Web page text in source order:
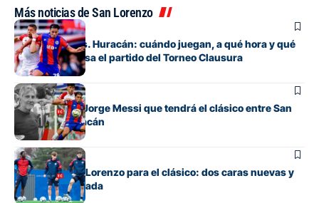
Más noticias de San Lorenzo
Fútbol
San Lorenzo vs. Huracán: cuándo juegan, a qué hora y qué
canal de TV pasa el partido del Torneo Clausura
Fútbol
El homenaje a Jorge Messi que tendrá el clásico entre San
Lorenzo y Huracán
Fútbol
La lista de San Lorenzo para el clásico: dos caras nuevas y
una baja esperada